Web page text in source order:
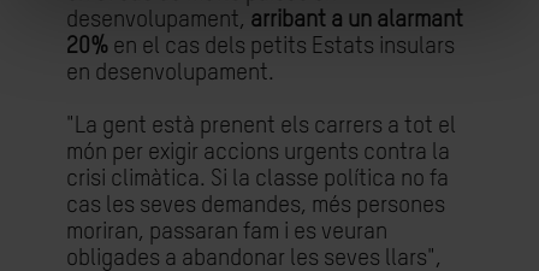
desenvolupament, arribant a un alarmant
20% en el cas dels petits Estats insulars
en desenvolupament.
"La gent està prenent els carrers a tot el
món per exigir accions urgents contra la
crisi climàtica. Si la classe política no fa
cas les seves demandes, més persones
moriran, passaran fam i es veuran
obligades a abandonar les seves llars",